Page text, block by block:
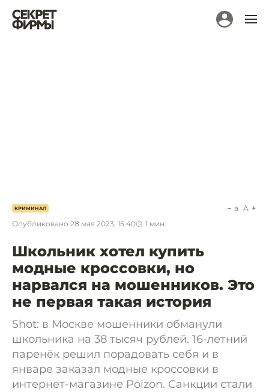
КРИМИНАЛ
Опубликовано 28 мая 2023, 15:40 1 мин.
a A
Школьник хотел купить
модные кроссовки, но
нарвался на мошенников. Это
не первая такая история
Shot: в Москве мошенники обманули
школьника на 38 тысяч рублей. 16-летний
паренёк решил порадовать себя и в
январе заказал модные кроссовки в
интернет-магазине Poizon. Санкции стали